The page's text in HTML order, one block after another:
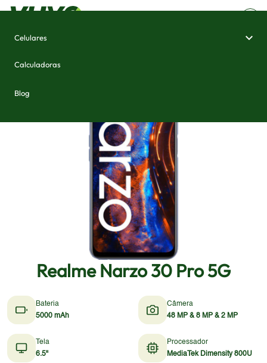
Celulares
Calculadoras
Blog
Realme Narzo 30 Pro 5G
Bateria
5000 mAh
Câmera
48 MP & 8 MP & 2 MP
Tela
6.5"
Processador
MediaTek Dimensity 800U